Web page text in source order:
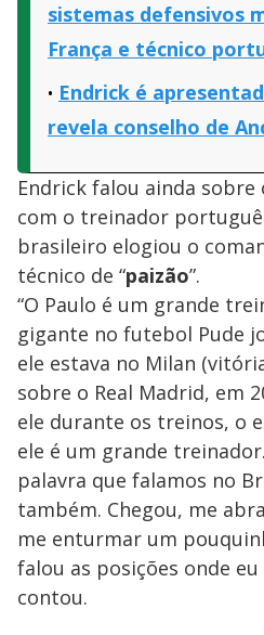
sistemas defensivos
França e técnico
Endrick é
revela conselho de
Endrick falou ainda sobre
com o treinador
brasileiro elogiou o
técnico de “paizão”.
“O Paulo é um grande
gigante no futebol Pude
ele estava no Milan
sobre o Real Madrid, em
ele durante os treinos, o
ele é um grande
palavra que falamos no
também. Chegou, me
me enturmar um
falou as posições onde eu
contou.